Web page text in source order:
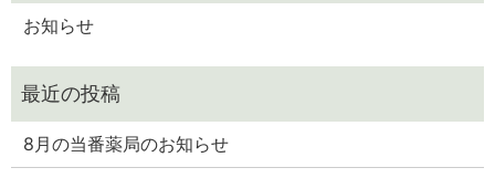
お知らせ
8月の当番薬局のお知らせ